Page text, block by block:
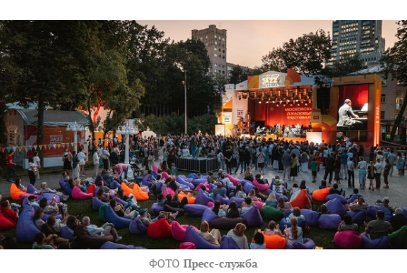
ФОТО Пресс-служба